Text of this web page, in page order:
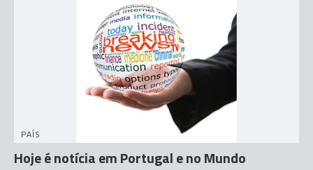
PAÍS
Hoje é notícia em Portugal e no Mundo